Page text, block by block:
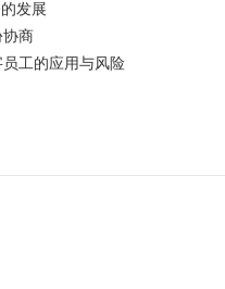
发展
协商
工的应用与风险